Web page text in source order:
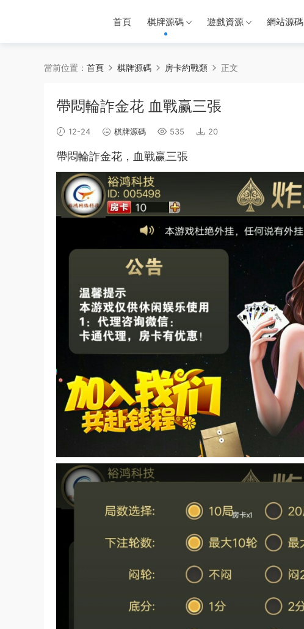
首頁 棋牌源碼 遊戲資源 網站源碼
當前位置： 首頁 棋牌源碼 房卡約戰類 正文
帶悶輪詐金花 血戰赢三張
12-24 棋牌源碼 535 20
帶悶輪詐金花 ， 血戰赢三張